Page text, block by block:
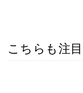
こちらも注目